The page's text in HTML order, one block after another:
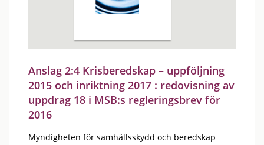
Anslag 2:4 Krisberedskap – uppföljning
2015 och inriktning 2017 : redovisning av
uppdrag 18 i MSB:s regleringsbrev för
2016
Myndigheten för samhällsskydd och beredskap